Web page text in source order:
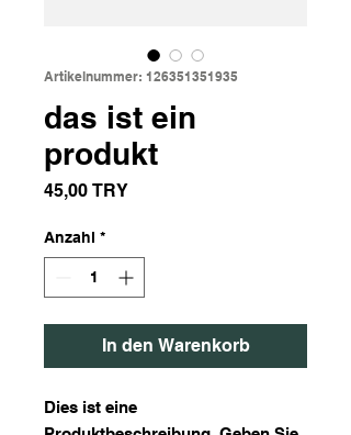
Artikelnummer: 126351351935
das ist ein
produkt
45,00 TRYPreis
Anzahl *
In den Warenkorb
Dies ist eine